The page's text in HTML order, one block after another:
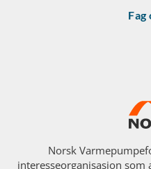
Fag
Norsk
interesseorganisasjon